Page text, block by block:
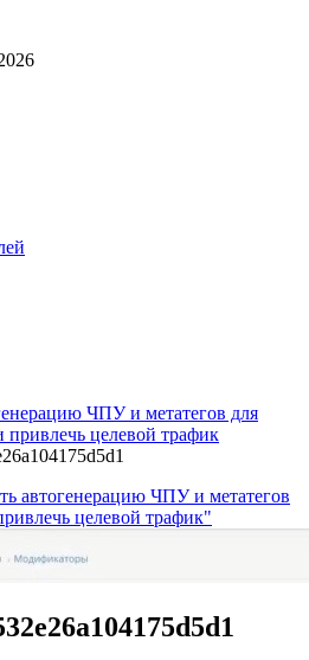
ЧПУ и метатегов для
привлечь целевой трафик
автогенерацию ЧПУ и метатегов
целевой трафик"